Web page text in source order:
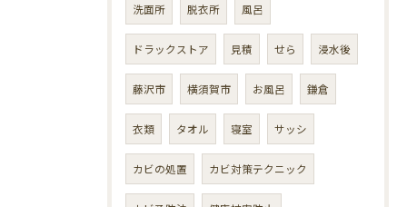
洗面所 脱衣所 風呂
ドラックストア 見積 せら 浸水後
藤沢市 横須賀市 お風呂 鎌倉
衣類 タオル 寝室 サッシ
カビの処置 カビ対策テクニック